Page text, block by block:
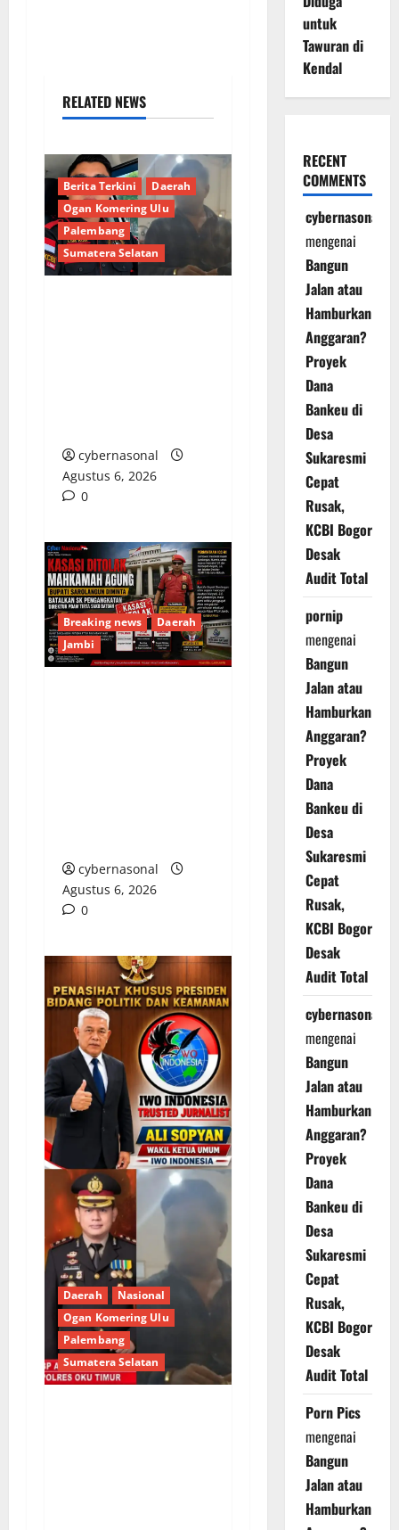
RELATED NEWS
Berita Terkini
Daerah
Ogan Komering Ulu
Palembang
Sumatera Selatan
cybernasonal
Agustus 6, 2026
0
Breaking news
Daerah
Jambi
cybernasonal
Agustus 6, 2026
0
Daerah
Nasional
Ogan Komering Ulu
Palembang
Sumatera Selatan
untuk
Tawuran di
Kendal
RECENT
COMMENTS
cybernasonal
mengenai
Bangun
Jalan atau
Hamburkan
Anggaran?
Proyek
Dana
Bankeu di
Desa
Sukaresmi
Cepat
Rusak,
KCBI Bogor
Desak
Audit Total
pornip
mengenai
Bangun
Jalan atau
Hamburkan
Anggaran?
Proyek
Dana
Bankeu di
Desa
Sukaresmi
Cepat
Rusak,
KCBI Bogor
Desak
Audit Total
cybernasonal
mengenai
Bangun
Jalan atau
Hamburkan
Anggaran?
Proyek
Dana
Bankeu di
Desa
Sukaresmi
Cepat
Rusak,
KCBI Bogor
Desak
Audit Total
Porn Pics
mengenai
Bangun
Jalan atau
Hamburkan